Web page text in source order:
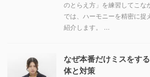
のとらえ方」を練習してこな
では、ハーモニーを精密に捉
紹介します。 ...
なぜ本番だけミスをす
体と対策